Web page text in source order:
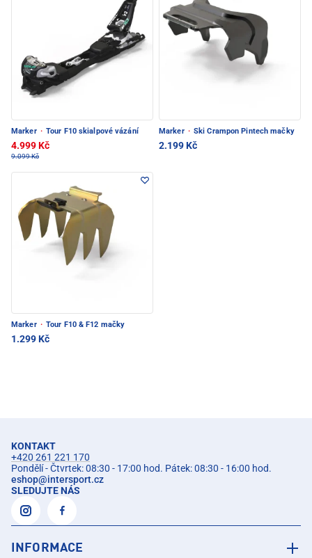
Marker · Tour F10 skialpové vázání
4.999 Kč
9.099 Kč
Marker · Ski Crampon Pintech mačky
2.199 Kč
Marker · Tour F10 & F12 mačky
1.299 Kč
KONTAKT
+420 261 221 170
Pondělí - Čtvrtek: 08:30 - 17:00 hod. Pátek: 08:30 - 16:00 hod.
eshop@intersport.cz
SLEDUJTE NÁS
INFORMACE